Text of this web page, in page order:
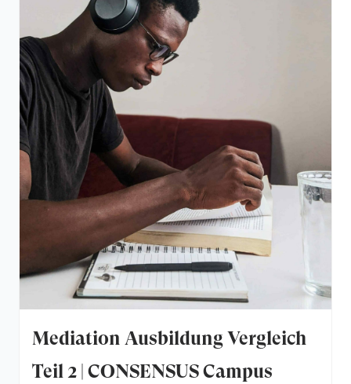
Mediation Ausbildung Vergleich
Teil 2 | CONSENSUS Campus